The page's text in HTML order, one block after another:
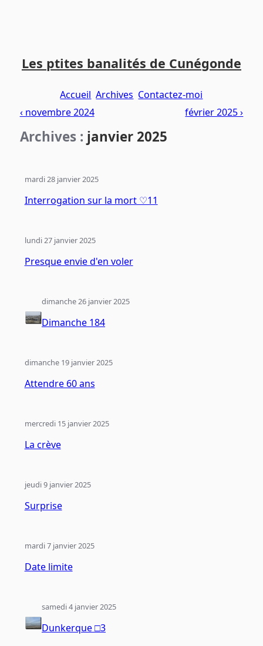
contenu
menuLes ptites banalités de Cunégonde
Accueil Archives Contactez-moi
‹ novembre 2024
février 2025 ›
Archives : janvier 2025
Interrogation sur la mort ♡11
mardi 28 janvier 2025
Presque envie d'en voler
lundi 27 janvier 2025
Dimanche 184
dimanche 26 janvier 2025
Attendre 60 ans
dimanche 19 janvier 2025
La crève
mercredi 15 janvier 2025
Surprise
jeudi 9 janvier 2025
Date limite
mardi 7 janvier 2025
Dunkerque □3
samedi 4 janvier 2025